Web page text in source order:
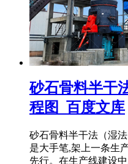
砂石骨料半干
程图_百度文库
砂石骨料半干法（湿
是大手笔,架上一条生
先行。在生产线建设